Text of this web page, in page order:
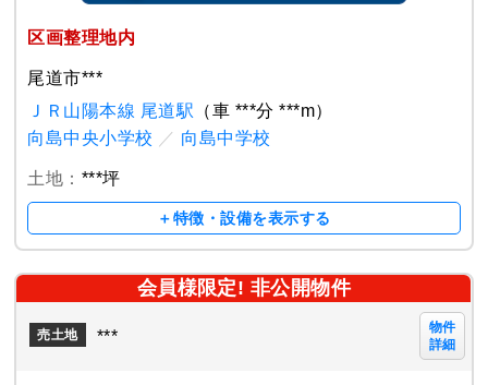
区画整理地内
尾道市***
ＪＲ山陽本線 尾道駅 （車 ***分 ***m）
向島中央小学校 ／ 向島中学校
土地： ***坪
＋特徴・設備を表示する
会員様限定! 非公開物件
売土地 ***
物件
詳細